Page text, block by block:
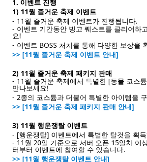
1. 이벤트 진행
1) 11월 즐거운 축제 이벤트
- 11월 즐거운 축제 이벤트가 진행됩니다.
- 이벤트 기간동안 빙고 퀘스트를 클리어하
요!
- 이벤트 BOSS 처치를 통해 다양한 보상을
>> [11월 즐거운 축제 이벤트 안내]
2) 11월 즐거운 축제 패키지 판매
- 11월 즐거운 축제에서 특별한 [동물 코스
만나보세요!
- 2종의 코스튬과 더불어 특별한 아이템을
>> [11월 즐거운 축제 패키지 판매 안내]
3) 11월 행운쟁탈 이벤트
- [행운쟁탈] 이벤트에서 특별한 탈것을 획
- 11월 20일 기준으로 서버 오픈 15일차 이
터부터 이벤트에 참여할 수 있습니다.
>> [11월 행운쟁탈 이벤트 안내]